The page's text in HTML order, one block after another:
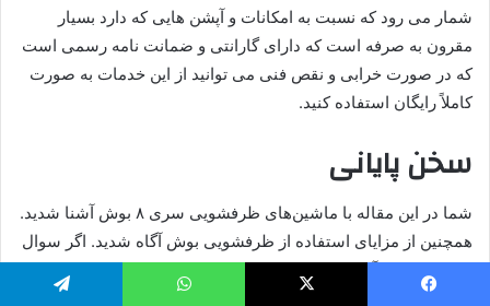
شمار می رود که نسبت به امکانات و آپشن هایی که دارد بسیار
مقرون به صرفه است که دارای گارانتی و ضمانت نامه رسمی است
که در صورت خرابی و نقص فنی می توانید از این خدمات به صورت
کاملاً رایگان استفاده کنید.
سخن پایانی
شما در این مقاله با ماشین‌های ظرفشویی سری ۸ بوش آشنا شدید.
همچنین از مزایای استفاده از ظرفشویی بوش آگاه شدید. اگر سوال
جواب داده شود.